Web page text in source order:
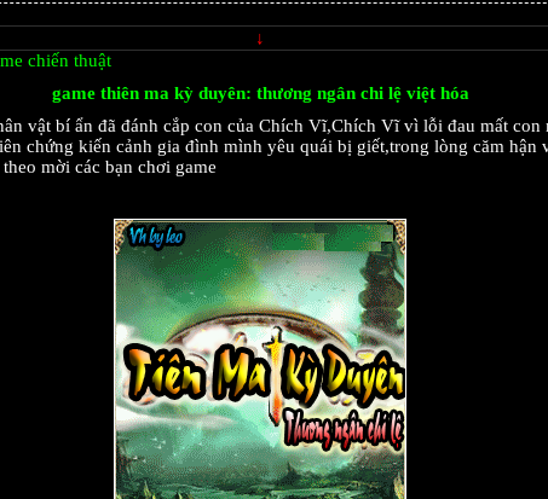
↓
chiến thuật
game thiên ma kỳ duyên: thương ngân chi lệ việt hóa
vật bí ẩn đã đánh cắp con của Chích Vĩ,Chích Vĩ vì lỗi đau mất con
chứng kiến cảnh gia đình mình yêu quái bị giết,trong lòng căm hận
mời các bạn chơi game